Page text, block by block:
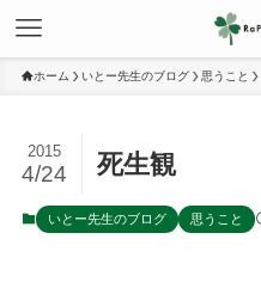
ホーム いとー先生のブログ 思うこと
死生観
2015
4/24
いとー先生のブログ 思うこと